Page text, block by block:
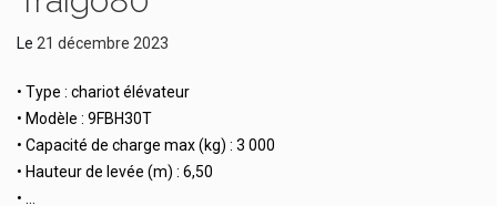
Le 21 décembre 2023
• Type : chariot élévateur
• Modèle : 9FBH30T
• Capacité de charge max (kg) : 3 000
• Hauteur de levée (m) : 6,50
• …